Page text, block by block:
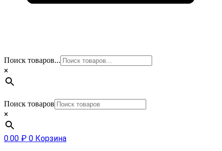
Поиск товаров...
×
Поиск товаров
×
0.00 ₽ 0 Корзина